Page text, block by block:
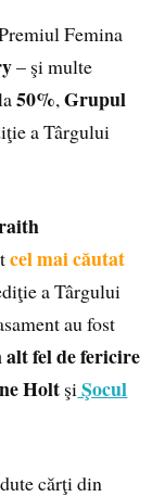
Femina
– şi multe
50%,Grupul
a Târgului
cel mai căutat
a Târgului
au fost
fel de fericire
Holt şi Şocul
cărţi din